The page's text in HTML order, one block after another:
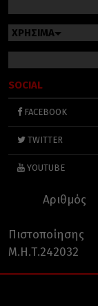
ΧΡΗΣΙΜΑ
SOCIAL
FACEBOOK
TWITTER
YOUTUBE
Αριθμός
Πιστοποίησης
Μ.Η.Τ.242032